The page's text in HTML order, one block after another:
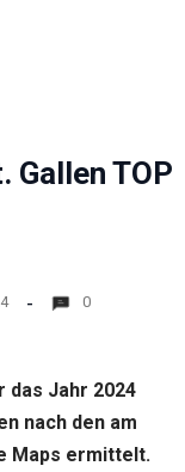
Gallen TOP
0
das Jahr 2024
nach den am
Maps ermittelt.